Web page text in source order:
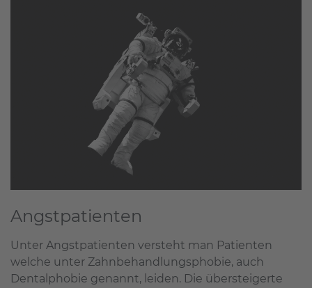
Angstpatienten
Unter Angstpatienten versteht man Patienten
welche unter Zahnbehandlungsphobie, auch
Dentalphobie genannt, leiden. Die übersteigerte